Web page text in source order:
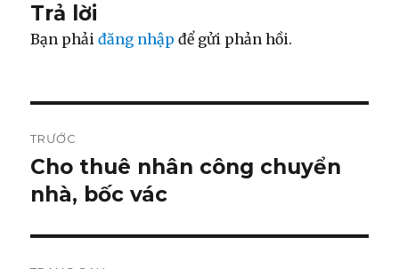
Trả lời
Bạn phảiđăng nhập để gửi phản hồi.
hướng
bài
viết
TRƯỚC
Bài
viết
Cho thuê nhân công chuyển
nhà, bốc vác